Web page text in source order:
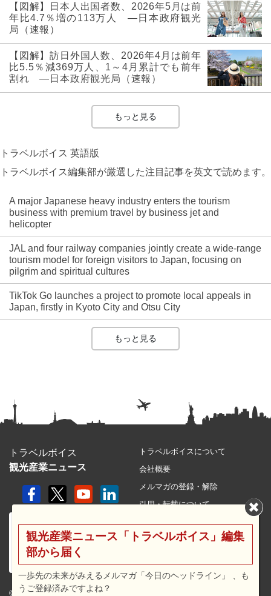
【図解】日本人出国者数、2026年5月は前
年比4.7％増の113万人 ―日本政府観光
局（速報）
【図解】訪日外国人数、2026年4月は前年
比5.5％減369万人、1～4月累計でも前年
割れ ―日本政府観光局（速報）
もっと見る
トラベルボイス 英語版
トラベルボイス編集部が厳選した注目記事を英文で読めます。
A major Japanese heavy industry enters the tourism
business with premium travel by business jet and
helicopter
JAL and four railway companies jointly create a wide-range
tourism model for foreign visitors to Japan, focusing on
pilgrim and spiritual cultures
TikTok Go launches a project to promote local appeals in
Japan, firstly in Kyoto City and Otsu City
もっと見る
トラベルボイス
観光産業ニュース
© 2026 travel voice.
トラベルボイスについて
会社概要
メルマガの登録・解除
引用・転載について
利用規約
広告メニュー・料金
観光産業ニュース「トラベルボイス」編集
部から届く
一歩先の未来がみえるメルマガ「今日のヘッドライン」 、も
うご登録済みですよね？